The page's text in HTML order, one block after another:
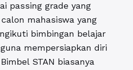
passing grade yang
mahasiswa yang
bimbingan belajar
mempersiapkan diri
STAN biasanya